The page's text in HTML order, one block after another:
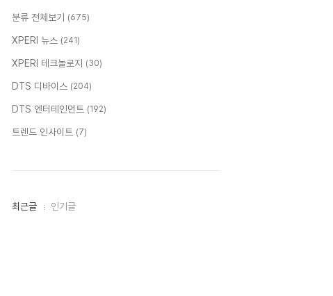
분류 전체보기 (675)
XPERI 뉴스 (241)
XPERI 테크놀로지 (30)
DTS 디바이스 (204)
DTS 엔터테인먼트 (192)
트렌드 인사이트 (7)
최
최근글 인기글